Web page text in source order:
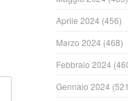
Aprile 2024 (456)
Marzo 2024 (468)
Febbraio 2024
Gennaio 2024